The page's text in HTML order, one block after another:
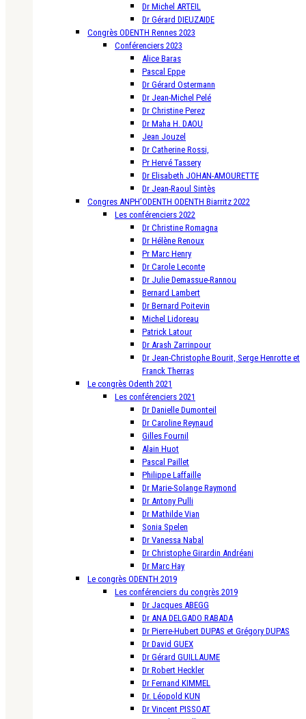
Dr Michel ARTEIL
Dr Gérard DIEUZAIDE
Congrès ODENTH Rennes 2023
Conférenciers 2023
Alice Baras
Pascal Eppe
Dr Gérard Ostermann
Dr Jean-Michel Pelé
Dr Christine Perez
Dr Maha H. DAOU
Jean Jouzel
Dr Catherine Rossi,
Pr Hervé Tassery
Dr Elisabeth JOHAN-AMOURETTE
Dr Jean-Raoul Sintès
Congres ANPH’ODENTH ODENTH Biarritz 2022
Les conférenciers 2022
Dr Christine Romagna
Dr Hélène Renoux
Pr Marc Henry
Dr Carole Leconte
Dr Julie Demassue-Rannou
Bernard Lambert
Dr Bernard Poitevin
Michel Lidoreau
Patrick Latour
Dr Arash Zarrinpour
Dr Jean-Christophe Bourit, Serge Henrotte et
Franck Therras
Le congrès Odenth 2021
Les conférenciers 2021
Dr Danielle Dumonteil
Dr Caroline Reynaud
Gilles Fournil
Alain Huot
Pascal Paillet
Philippe Laffaille
Dr Marie-Solange Raymond
Dr Antony Pulli
Dr Mathilde Vian
Sonia Spelen
Dr Vanessa Nabal
Dr Christophe Girardin Andréani
Dr Marc Hay
Le congrès ODENTH 2019
Les conférenciers du congrès 2019
Dr Jacques ABEGG
Dr ANA DELGADO RABADA
Dr Pierre-Hubert DUPAS et Grégory DUPAS
Dr David GUEX
Dr Gérard GUILLAUME
Dr Robert Heckler
Dr Fernand KIMMEL
Dr. Léopold KUN
Dr Vincent PISSOAT